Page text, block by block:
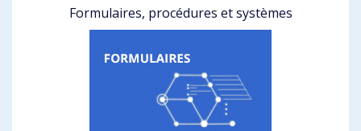
Formulaires, procédures et systèmes